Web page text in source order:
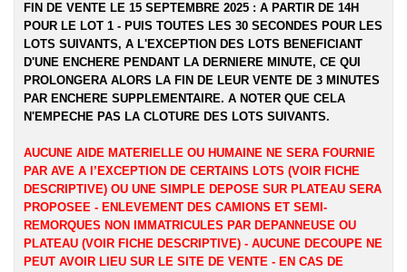
FIN DE VENTE LE 15 SEPTEMBRE 2025 : A PARTIR DE 14H
POUR LE LOT 1 - PUIS TOUTES LES 30 SECONDES POUR LES
LOTS SUIVANTS, A L'EXCEPTION DES LOTS BENEFICIANT
D'UNE ENCHERE PENDANT LA DERNIERE MINUTE, CE QUI
PROLONGERA ALORS LA FIN DE LEUR VENTE DE 3 MINUTES
PAR ENCHERE SUPPLEMENTAIRE. A NOTER QUE CELA
N'EMPECHE PAS LA CLOTURE DES LOTS SUIVANTS.
AUCUNE AIDE MATERIELLE OU HUMAINE NE SERA FOURNIE
PAR AVE A l’EXCEPTION DE CERTAINS LOTS (VOIR FICHE
DESCRIPTIVE) OU UNE SIMPLE DEPOSE SUR PLATEAU SERA
PROPOSEE - ENLEVEMENT DES CAMIONS ET SEMI-
REMORQUES NON IMMATRICULES PAR DEPANNEUSE OU
PLATEAU (VOIR FICHE DESCRIPTIVE) - AUCUNE DECOUPE NE
PEUT AVOIR LIEU SUR LE SITE DE VENTE - EN CAS DE